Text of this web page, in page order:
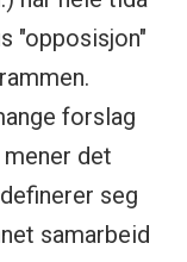
"opposisjon"
forslag
det
seg
samarbeid